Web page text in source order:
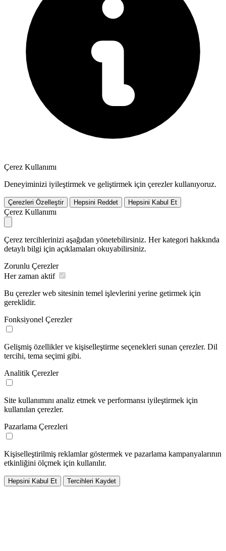
Çerez Kullanımı
Deneyiminizi iyileştirmek ve geliştirmek için çerezler kullanıyoruz.
Çerezleri Özelleştir Hepsini Reddet Hepsini Kabul Et
Çerez Kullanımı
Çerez tercihlerinizi aşağıdan yönetebilirsiniz. Her kategori hakkında
detaylı bilgi için açıklamaları okuyabilirsiniz.
Zorunlu Çerezler
Her zaman aktif
Bu çerezler web sitesinin temel işlevlerini yerine getirmek için
gereklidir.
Fonksiyonel Çerezler
Gelişmiş özellikler ve kişiselleştirme seçenekleri sunan çerezler. Dil
tercihi, tema seçimi gibi.
Analitik Çerezler
Site kullanımını analiz etmek ve performansı iyileştirmek için
kullanılan çerezler.
Pazarlama Çerezleri
Kişiselleştirilmiş reklamlar göstermek ve pazarlama kampanyalarının
etkinliğini ölçmek için kullanılır.
Hepsini Kabul Et Tercihleri Kaydet